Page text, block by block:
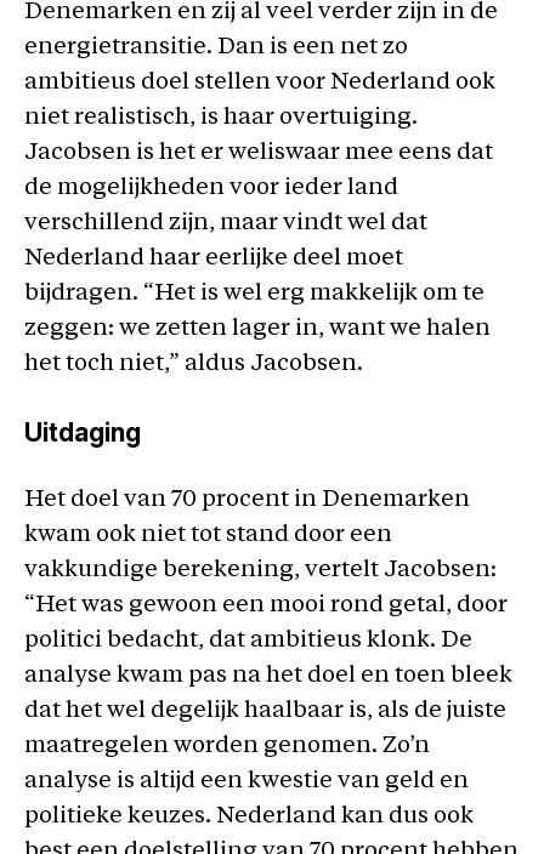
Denemarken en zij al veel verder zijn in de
energietransitie. Dan is een net zo
ambitieus doel stellen voor Nederland ook
niet realistisch, is haar overtuiging.
Jacobsen is het er weliswaar mee eens dat
de mogelijkheden voor ieder land
verschillend zijn, maar vindt wel dat
Nederland haar eerlijke deel moet
bijdragen. “Het is wel erg makkelijk om te
zeggen: we zetten lager in, want we halen
het toch niet,” aldus Jacobsen.
Uitdaging
Het doel van 70 procent in Denemarken
kwam ook niet tot stand door een
vakkundige berekening, vertelt Jacobsen:
“Het was gewoon een mooi rond getal, door
politici bedacht, dat ambitieus klonk. De
analyse kwam pas na het doel en toen bleek
dat het wel degelijk haalbaar is, als de juiste
maatregelen worden genomen. Zo’n
analyse is altijd een kwestie van geld en
politieke keuzes. Nederland kan dus ook